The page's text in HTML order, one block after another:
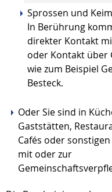
Sprossen und
In Berührung
direkter Kontakt
oder Kontakt über
wie zum Beispiel
Besteck.
Oder Sie sind in
Gaststätten,
Cafés oder
mit oder zur